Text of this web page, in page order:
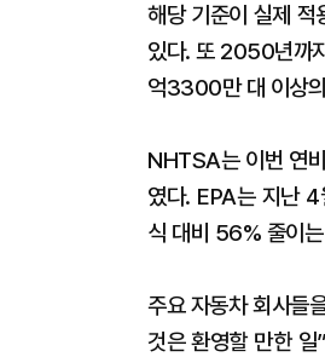
해당 기준이 실제
있다. 또 2050년까
억3300만 대 이상
NHTSA는 이번 연
였다. EPA는 지난
식 대비 56% 줄이
주요 자동차 회사들
것은 환영할 만한